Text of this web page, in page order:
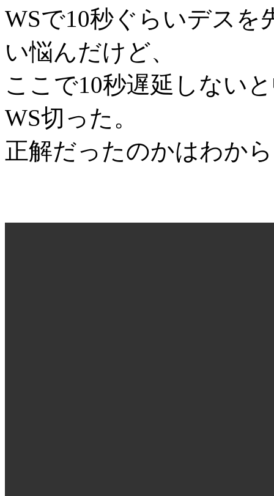
WSで10秒ぐらいデスを
い悩んだけど、
ここで10秒遅延しない
WS切った。
正解だったのかはわか